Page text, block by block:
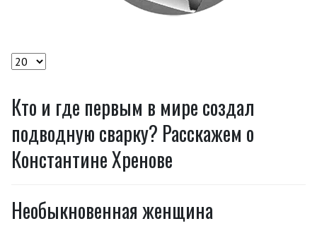
Кол-во строк:
Кто и где первым в мире создал
подводную сварку? Расскажем о
Константине Хренове
Необыкновенная женщина